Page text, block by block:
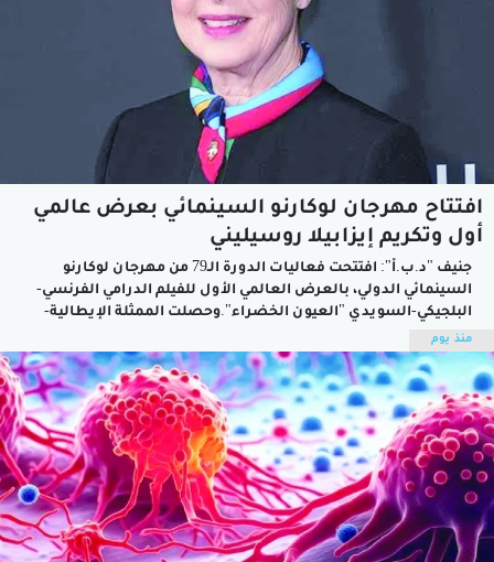
افتتاح مهرجان لوكارنو السينمائي بعرض عالمي
أول وتكريم إيزابيلا روسيليني
جنيف "د.ب.أ": افتتحت فعاليات الدورة الـ79 من مهرجان لوكارنو
السينمائي الدولي، بالعرض العالمي الأول للفيلم الدرامي الفرنسي-
البلجيكي-السويدي "العيون الخضراء".وحصلت الممثلة الإيطالية-
الأمريكية إيزابيلا روسيليني على جائزة التميز تكريما لمسيرتها الفنية،
خلال الحفل الذي أقيم في الهواء الطلق، وشكل ظهورها أول أبرز
محطات المهرجان الذي تستمر فعالياته 11 يوما.ويتنافس 17 فيلما
على...
منذ يوم